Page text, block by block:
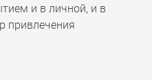
и в личной, и в
привлечения